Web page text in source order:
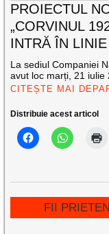
PROIECTUL
„CORVINUL
INTRĂ ÎN
La sediul Companiei
avut loc marți, 21 iulie
CITEȘTE MAI
Distribuie acest articol
FII